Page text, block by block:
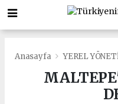
Anasayfa YEREL